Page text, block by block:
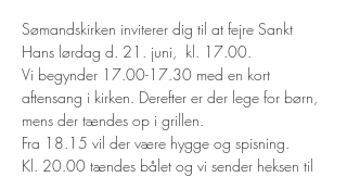
Sømandskirken inviterer dig til at fejre Sankt
Hans lørdag d. 21. juni,  kl. 17.00.
Vi begynder 17.00-17.30 med en kort
aftensang i kirken. Derefter er der lege for børn,
mens der tændes op i grillen.
Fra 18.15 vil der være hygge og spisning.
Kl. 20.00 tændes bålet og vi sender heksen til